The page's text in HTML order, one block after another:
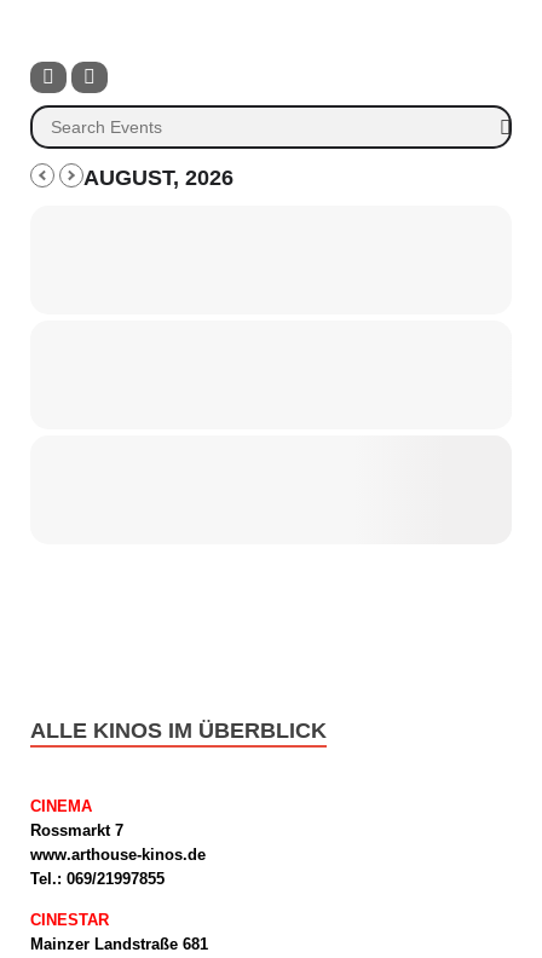
AUGUST, 2026
ALLE KINOS IM ÜBERBLICK
CINEMA
Rossmarkt 7
www.arthouse-kinos.de
Tel.: 069/21997855
CINESTAR
Mainzer Landstraße 681